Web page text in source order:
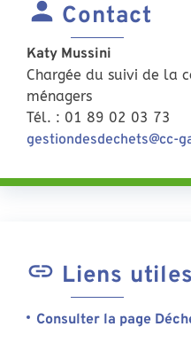
Contact
Katy Mussini
Chargée du suivi de la
ménagers
Tél. : 01 89 02 03 73
gestiondesdechets@cc-
Liens utiles
Consulter la page